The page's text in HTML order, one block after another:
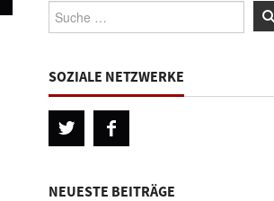
Suche:
SOZIALE NETZWERKE
NEUESTE BEITRÄGE